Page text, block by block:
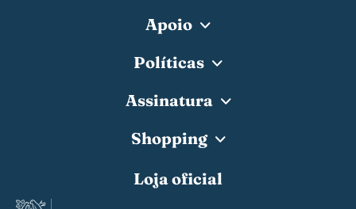
Apoio
Políticas
Assinatura
Shopping
Loja oficial